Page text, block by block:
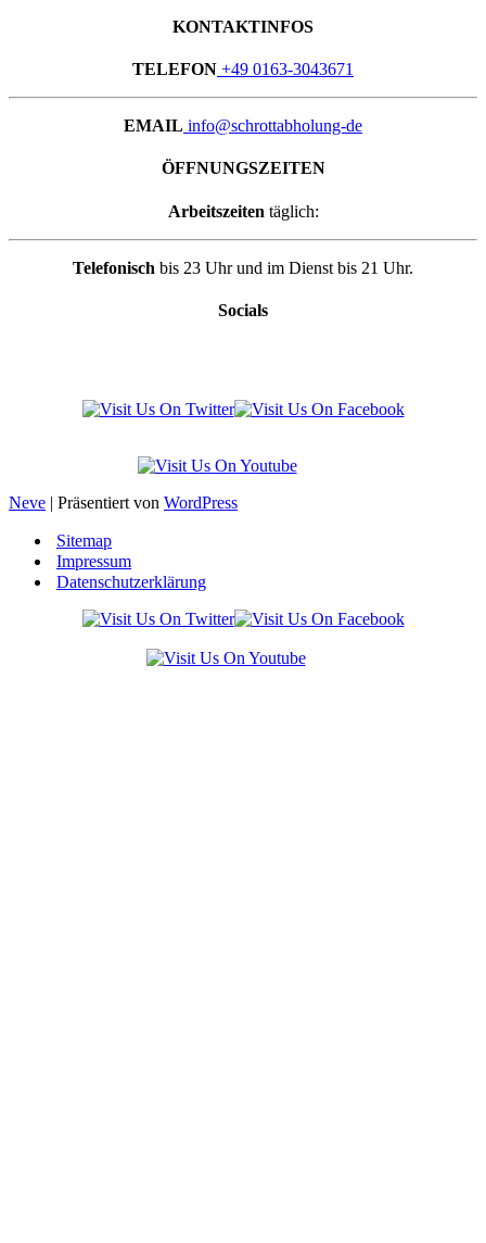
TELEFON+49 0163-3043671
ÖFFNUNGSZEITEN
Arbeitszeitentäglich:
Socials
Datenschutzerklärung